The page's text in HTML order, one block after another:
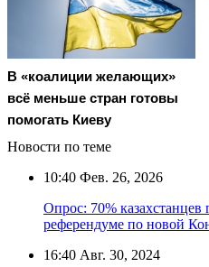
В «коалиции желающих»
всё меньше стран готовы
помогать Киеву
Новости по теме
10:40 Фев. 26, 2026
Опрос: 70% казахстанцев
референдуме по новой
16:40 Авг. 30, 2024